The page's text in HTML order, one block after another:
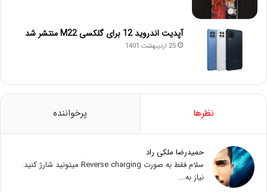
آپدیت اندروید 12 برای گلکسی M22 منتشر شد
25 اردیبهشت 1401
نظرها پرخواننده
حمیدرضا ملکی راد
سلام فقط به صورت Reverse charging میتونید شارژ کنید.
نیاز به...